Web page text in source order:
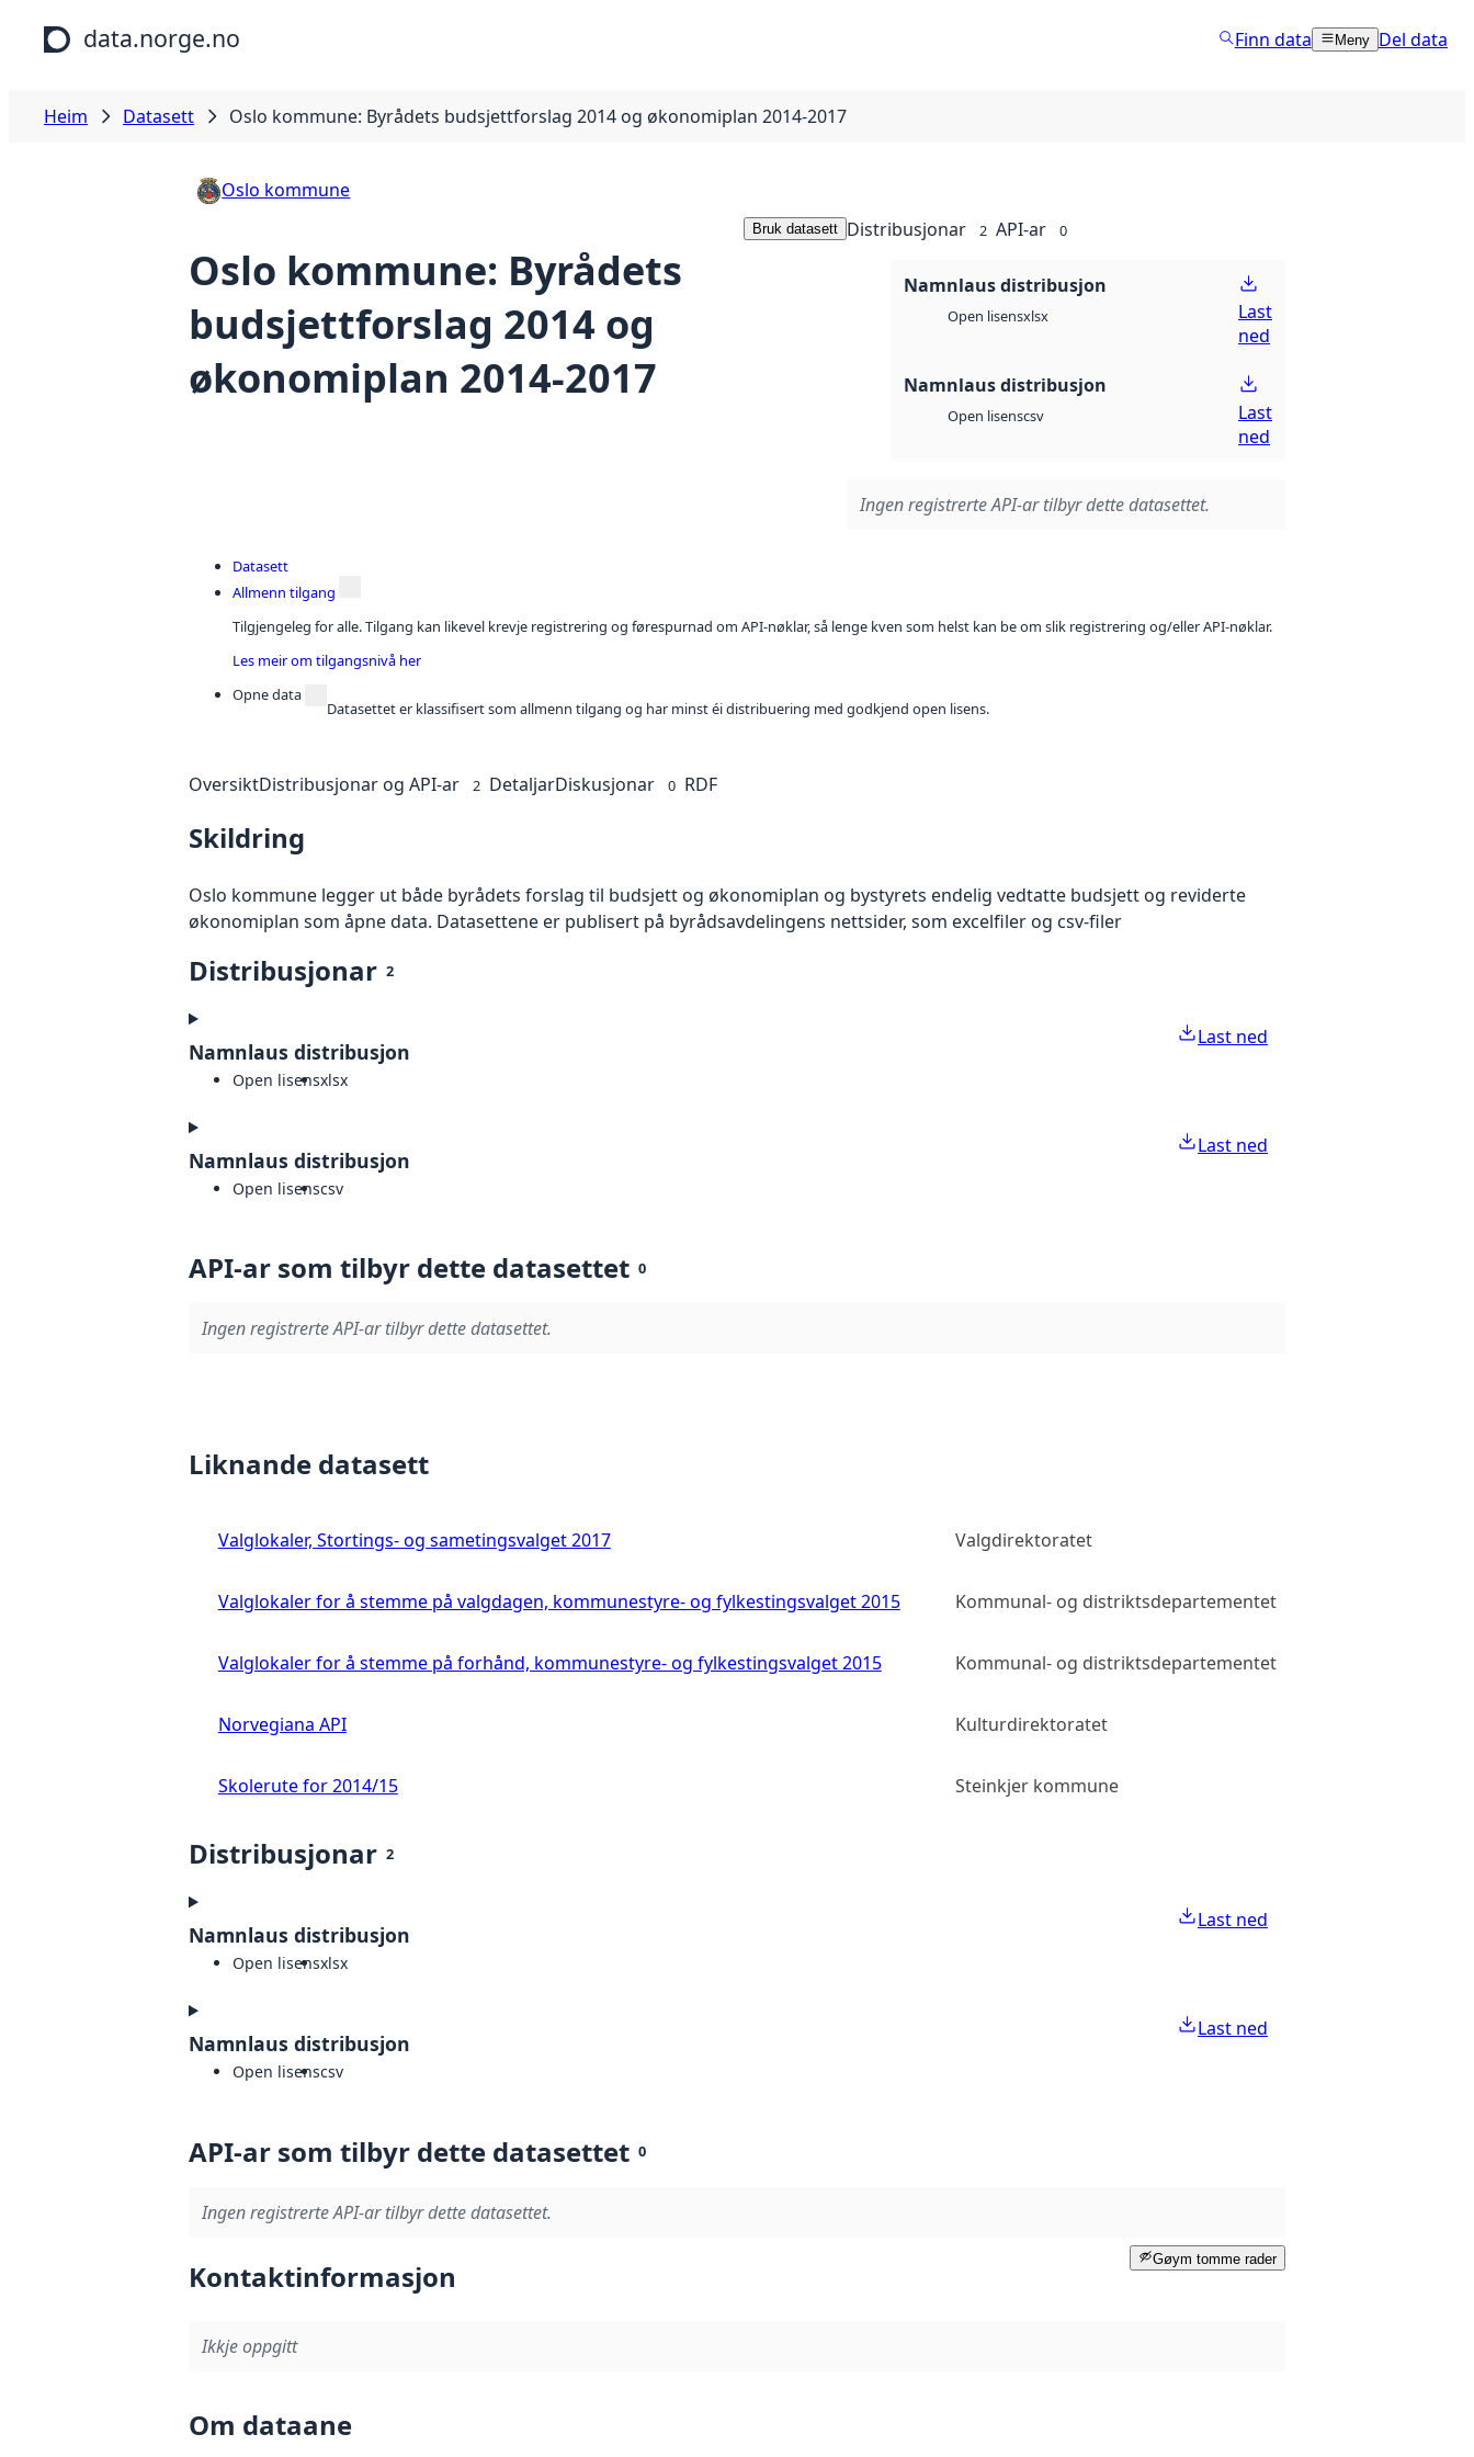
Hopp til hovudinnhald
data.norge.no Finn data Meny Del data
Heim Datasett Oslo kommune: Byrådets budsjettforslag 2014 og økonomiplan 2014-2017
Oslo kommune
Oslo kommune: Byrådets
budsjettforslag 2014 og
økonomiplan 2014-2017
Bruk datasett Distribusjonar 2 API-ar 0
Namnlaus distribusjon
Open lisensxlsx
Last
ned
Namnlaus distribusjon
Open lisenscsv
Last
ned
Ingen registrerte API-ar tilbyr dette datasettet.
Datasett
Allmenn tilgang
Tilgjengeleg for alle. Tilgang kan likevel krevje registrering og førespurnad om API-nøklar, så lenge kven som helst kan be om slik registrering og/eller API-nøklar.
Les meir om tilgangsnivå her
Opne data
Datasettet er klassifisert som allmenn tilgang og har minst éi distribuering med godkjend open lisens.
OversiktDistribusjonar og API-ar 2 DetaljarDiskusjonar 0 RDF
Skildring
Oslo kommune legger ut både byrådets forslag til budsjett og økonomiplan og bystyrets endelig vedtatte budsjett og reviderte
økonomiplan som åpne data. Datasettene er publisert på byrådsavdelingens nettsider, som excelfiler og csv-filer
Distribusjonar 2
Namnlaus distribusjon
Open lisensxlsx
Last ned
Namnlaus distribusjon
Open lisenscsv
Last ned
API-ar som tilbyr dette datasettet 0
Ingen registrerte API-ar tilbyr dette datasettet.
Liknande datasett
Valglokaler, Stortings- og sametingsvalget 2017 Valgdirektoratet
Valglokaler for å stemme på valgdagen, kommunestyre- og fylkestingsvalget 2015 Kommunal- og distriktsdepartementet
Valglokaler for å stemme på forhånd, kommunestyre- og fylkestingsvalget 2015 Kommunal- og distriktsdepartementet
Norvegiana API Kulturdirektoratet
Skolerute for 2014/15 Steinkjer kommune
Distribusjonar 2
Namnlaus distribusjon
Open lisensxlsx
Last ned
Namnlaus distribusjon
Open lisenscsv
Last ned
API-ar som tilbyr dette datasettet 0
Ingen registrerte API-ar tilbyr dette datasettet.
Gøym tomme rader
Kontaktinformasjon
Ikkje oppgitt
Om dataane